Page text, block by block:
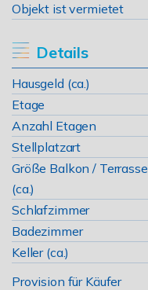
Objekt ist vermietet
Details
Hausgeld (ca.)
Etage
Anzahl Etagen
Stellplatzart
Größe Balkon / Terrasse
(ca.)
Schlafzimmer
Badezimmer
Keller (ca.)
Provision für Käufer